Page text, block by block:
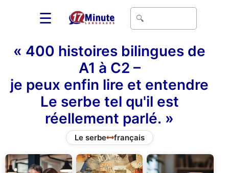
☰
« 400 histoires bilingues de
A1 à C2 –
je peux enfin lire et entendre
Le serbe tel qu'il est
réellement parlé. »
Le serbe français